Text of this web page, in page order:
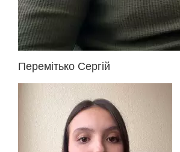
Перемітько Сергій